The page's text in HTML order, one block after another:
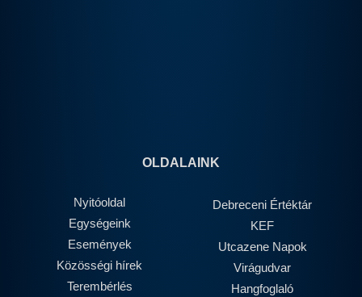
OLDALAINK
Nyitóoldal
Egységeink
Események
Közösségi hírek
Terembérlés
Debreceni Értéktár
KEF
Utcazene Napok
Virágudvar
Hangfoglaló